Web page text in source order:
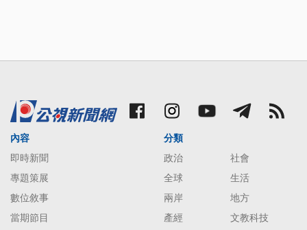
內容
即時新聞
專題策展
數位敘事
當期節目
分類
政治
社會
全球
生活
兩岸
地方
產經
文教科技